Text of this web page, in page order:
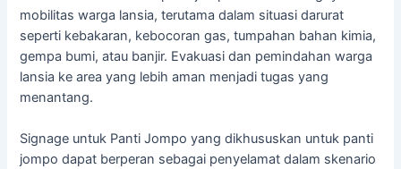
mobilitas warga lansia, terutama dalam situasi darurat
seperti kebakaran, kebocoran gas, tumpahan bahan kimia,
gempa bumi, atau banjir. Evakuasi dan pemindahan warga
lansia ke area yang lebih aman menjadi tugas yang
menantang.
Signage untuk Panti Jompo yang dikhususkan untuk panti
jompo dapat berperan sebagai penyelamat dalam skenario